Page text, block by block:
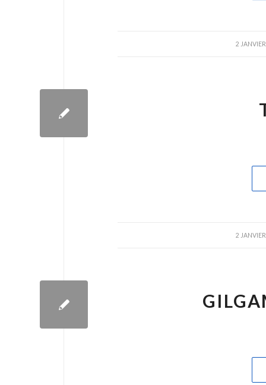
2 /
2 /